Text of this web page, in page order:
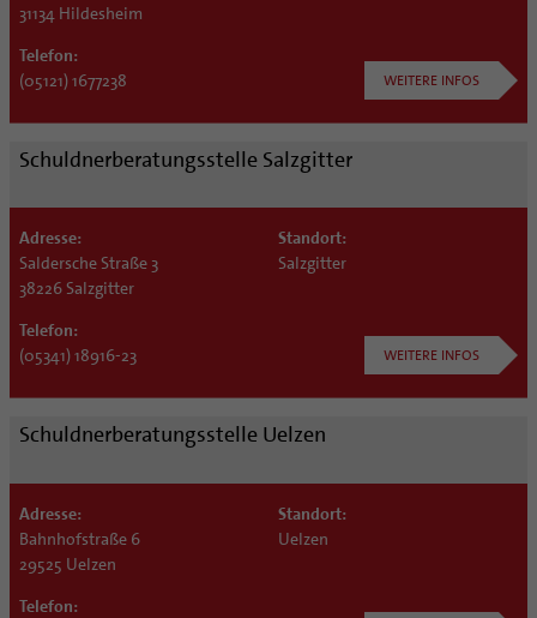
31134 Hildesheim
Telefon:
(05121) 1677238
WEITERE INFOS
Schuldnerberatungsstelle Salzgitter
Adresse:
Saldersche Straße 3
38226 Salzgitter
Telefon:
(05341) 18916-23
Standort:
Salzgitter
WEITERE INFOS
Schuldnerberatungsstelle Uelzen
Adresse:
Bahnhofstraße 6
29525 Uelzen
Telefon:
Standort:
Uelzen